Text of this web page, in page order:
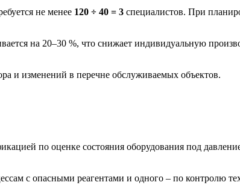
не менее 120 ÷ 40 = 3 специалистов. При
на 20–30 %, что снижает индивидуальную
и изменений в перечне обслуживаемых объектов.
по оценке состояния оборудования под
с опасными реагентами и одного – по контролю